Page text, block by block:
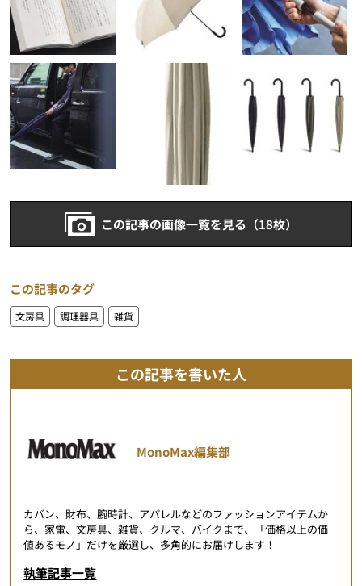
この記事の画像一覧を見る（18枚）
この記事のタグ
文房具 調理器具 雑貨
この記事を書いた人
MonoMax編集部
カバン、財布、腕時計、アパレルなどのファッションアイテムか
ら、家電、文房具、雑貨、クルマ、バイクまで、「価格以上の価
値あるモノ」だけを厳選し、多角的にお届けします！
執筆記事一覧